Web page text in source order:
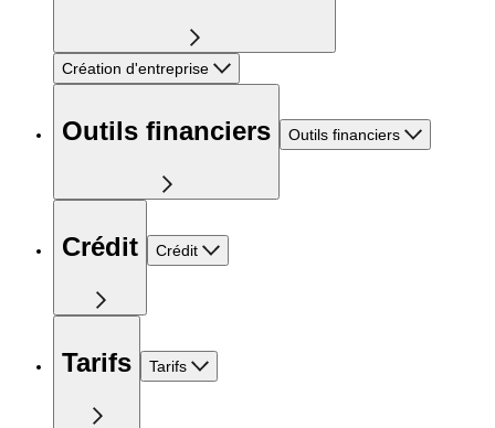
Création d'entreprise
Outils financiers Outils financiers
Crédit Crédit
Tarifs Tarifs